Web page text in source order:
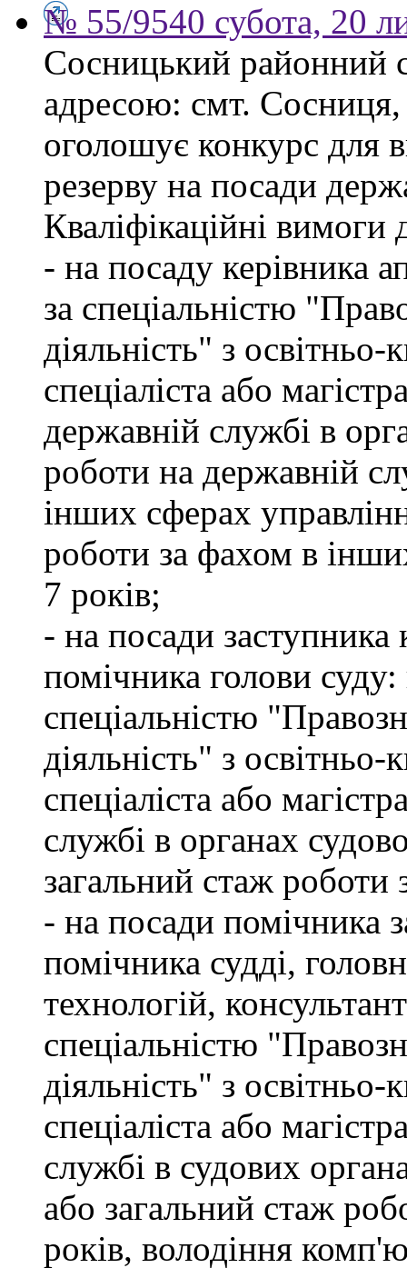
№ 55/9540 субота, 20
Сосницький районний
адресою: смт. Сосниця,
оголошує конкурс для
резерву на посади
Кваліфікаційні вимоги
- на посаду керівника
за спеціальністю
діяльність" з
спеціаліста або
державній службі в
роботи на державній
інших сферах
роботи за фахом в
7 років;
- на посади заступника
помічника голови
спеціальністю
діяльність" з
спеціаліста або
службі в органах
загальний стаж
- на посади помічника
помічника судді,
технологій,
спеціальністю
діяльність" з
спеціаліста або
службі в судових
або загальний стаж
років, володіння